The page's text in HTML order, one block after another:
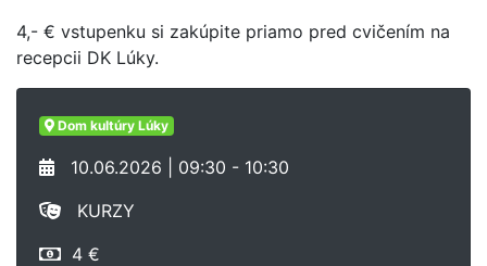
4,- € vstupenku si zakúpite priamo pred cvičením na
recepcii DK Lúky.
Dom kultúry Lúky
10.06.2026 | 09:30 - 10:30
KURZY
4 €